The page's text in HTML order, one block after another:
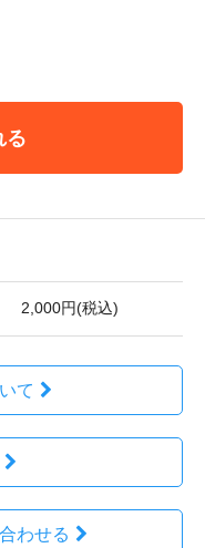
る
2,000円(税込)
て
わせる